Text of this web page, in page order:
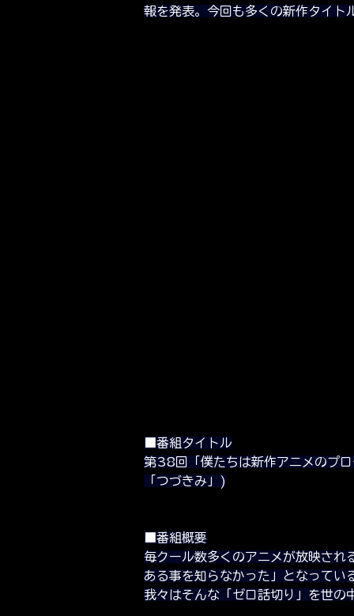
報を発表。今回も多くの新作タイト
■番組タイトル
第38回「僕たちは新作アニメのプ
「つづきみ」)
■番組概要
毎クール数多くのアニメが放映さ
ある事を知らなかった」となってい
我々はそんな「ゼロ話切り」を世